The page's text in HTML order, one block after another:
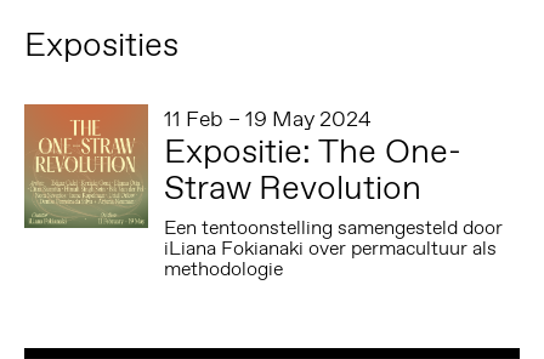
Exposities
11 Feb – 19 May 2024
Expositie: The One-
Straw Revolution
Een tentoonstelling samengesteld door
iLiana Fokianaki over permacultuur als
methodologie